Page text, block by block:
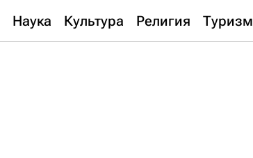
Наука Культура Религия Туризм